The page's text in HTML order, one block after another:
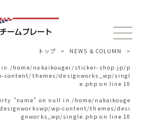
トップ > NEWS & COLUMN
>
/home/nakaikougei/sticker-shop.jp/p
content/themes/designworks_wp/singl
e.php on line10
"name" on null in /home/nakaikouge
wp-content/themes/desi
gnworks_wp/single.php on line10